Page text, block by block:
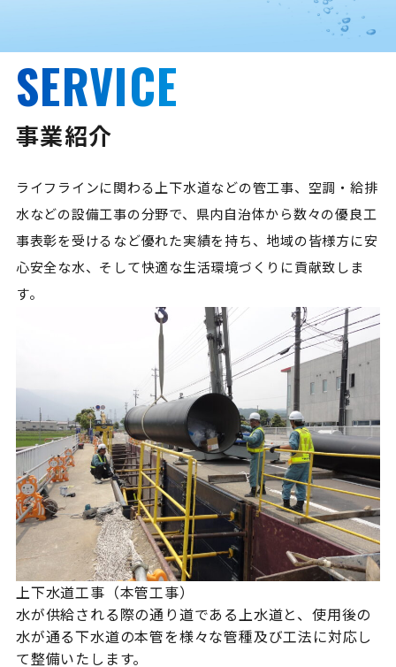
SERVICE
事業紹介
ライフラインに関わる上下水道などの管工事、空調・給排
水などの設備工事の分野で、県内自治体から数々の優良工
事表彰を受けるなど優れた実績を持ち、地域の皆様方に安
心安全な水、そして快適な生活環境づくりに貢献致しま
す。
上下水道工事（本管工事）
水が供給される際の通り道である上水道と、使用後の
水が通る下水道の本管を様々な管種及び工法に対応し
て整備いたします。